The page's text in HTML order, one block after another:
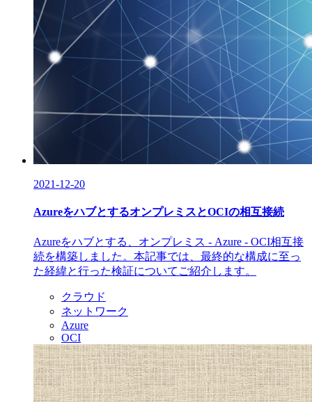
2021-12-20
AzureをハブとするオンプレミスとOCIの相互接続
Azureをハブとする、オンプレミス - Azure - OCI相互接
続を構築しました。本記事では、最終的な構成に至っ
た経緯と行った検証についてご紹介します。
クラウド
ネットワーク
Azure
OCI